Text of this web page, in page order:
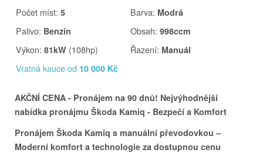
Počet míst: 5 Barva: Modrá
Palivo: Benzín Obsah:998ccm
Výkon: 81kW (108hp) Řazení: Manuál
Vratná kauce od 10 000 Kč
AKČNÍ CENA - Pronájem na 90 dnů! Nejvýhodnější
nabídka pronájmu Škoda Kamiq - Bezpečí a Komfort
Pronájem Škoda Kamiq s manuální převodovkou –
Moderní komfort a technologie za dostupnou cenu